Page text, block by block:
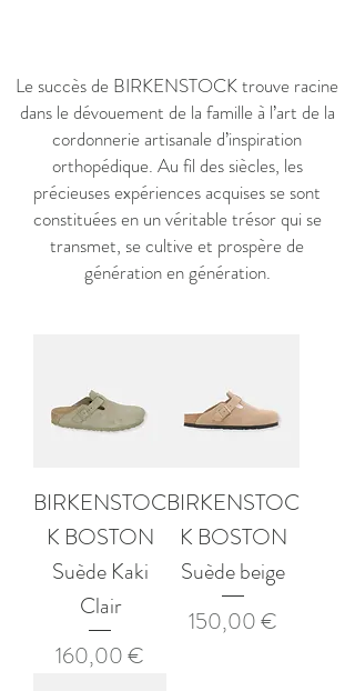
Le succès de BIRKENSTOCK trouve racine
dans le dévouement de la famille à l’art de la
cordonnerie artisanale d’inspiration
orthopédique. Au fil des siècles, les
précieuses expériences acquises se sont
constituées en un véritable trésor qui se
transmet, se cultive et prospère de
génération en génération.
BIRKENSTOC
K BOSTON
Suède Kaki
Clair
Prix
160,00 €
BIRKENSTOC
K BOSTON
Suède beige
Prix
150,00 €